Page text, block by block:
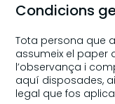
Condicions
Tota persona que
assumeix el paper
l’observança i
aquí disposades,
legal que fos